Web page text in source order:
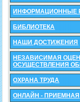
ИНФОРМАЦИОННЫЕ
БИБЛИОТЕКА
НАШИ ДОСТИЖЕНИЯ
НЕЗАВИСИМАЯ
ОСУЩЕСТВЛЕНИЯ
ОХРАНА ТРУДА
ОНЛАЙН - ПРИЕМНАЯ